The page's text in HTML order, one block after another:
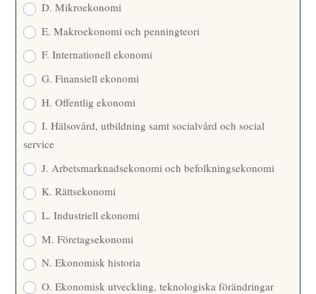
D. Mikroekonomi
E. Makroekonomi och penningteori
F. Internationell ekonomi
G. Finansiell ekonomi
H. Offentlig ekonomi
I. Hälsovård, utbildning samt socialvård och social
service
J. Arbetsmarknadsekonomi och befolkningsekonomi
K. Rättsekonomi
L. Industriell ekonomi
M. Företagsekonomi
N. Ekonomisk historia
O. Ekonomisk utveckling, teknologiska förändringar